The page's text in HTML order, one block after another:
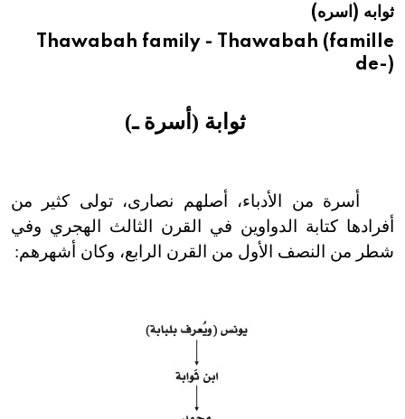
هيئة الموسوعة العربية تطلق موسوعات جديدة في عام 2026ثوابه (اسره)
Thawabah family - Thawabah (famille
de-)
ثوابة (أسرة ـ)
أسرة من الأدباء، أصلهم نصارى، تولى كثير من
أفرادها كتابة الدواوين في القرن الثالث الهجري وفي
شطر من النصف الأول من القرن الرابع، وكان أشهرهم: